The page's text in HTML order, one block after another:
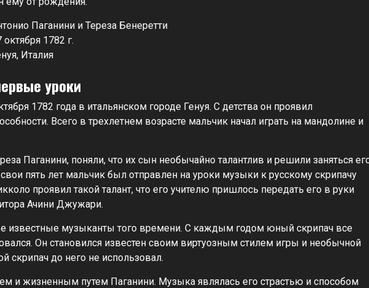
Паганини и Тереза Бенеретти
октября 1782 г.
Италия
уроки
1782 года в итальянском городе Генуя. С детства он проявил
Всего в трехлетнем возрасте мальчик начал играть на мандолине и
Паганини, поняли, что их сын необычайно талантлив и решили заняться
пять лет мальчик был отправлен на уроки музыки к русскому скрипачу
проявил такой талант, что его учителю пришлось передать его в руки
Ачини Джужари.
известные музыканты того времени. С каждым годом юный скрипач все
Он становился известен своим виртуозным стилем игры и необычной
скрипач до него не использовал.
и жизненным путем Паганини. Музыка являлась его страстью и способом